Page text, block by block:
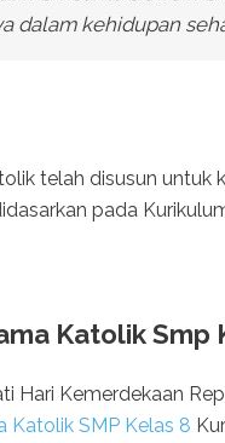
dalam kehidupan
telah disusun untuk
pada
Katolik
Hari Kemerdekaan
Katolik SMP Kelas 8